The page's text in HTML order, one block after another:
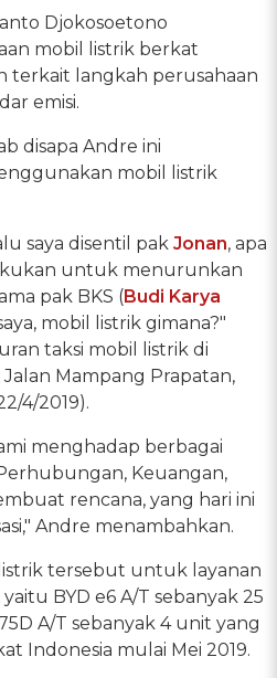
Djokosoetono
mobil listrik berkat
terkait langkah perusahaan
emisi.
disapa Andre ini
mobil listrik
saya disentil pak Jonan, apa
untuk menurunkan
pak BKS (Budi Karya
mobil listrik gimana?"
taksi mobil listrik di
Mampang Prapatan,
4/2019).
menghadap berbagai
Keuangan,
rencana, yang hari ini
Andre menambahkan.
tersebut untuk layanan
BYD e6 A/T sebanyak 25
A/T sebanyak 4 unit yang
Indonesia mulai Mei 2019.